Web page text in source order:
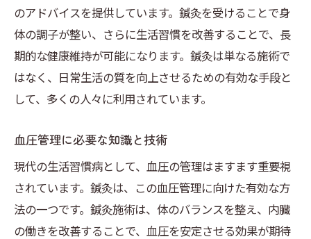
のアドバイスを提供しています。鍼灸を受けることで身
体の調子が整い、さらに生活習慣を改善することで、長
期的な健康維持が可能になります。鍼灸は単なる施術で
はなく、日常生活の質を向上させるための有効な手段と
して、多くの人々に利用されています。
血圧管理に必要な知識と技術
現代の生活習慣病として、血圧の管理はますます重要視
されています。鍼灸は、この血圧管理に向けた有効な方
法の一つです。鍼灸施術は、体のバランスを整え、内臓
の働きを改善することで、血圧を安定させる効果が期待